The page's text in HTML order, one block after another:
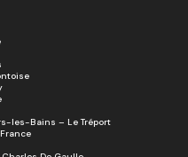
les-Bains – Le Tréport